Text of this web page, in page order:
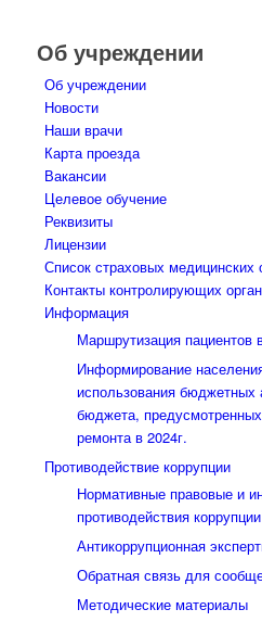
Об учреждении
Об учреждении
Новости
Наши врачи
Карта проезда
Вакансии
Целевое обучение
Реквизиты
Лицензии
Список страховых медицинских
Контакты контролирующих
Информация
Маршрутизация пациентов
Информирование
использования бюджетных
бюджета,
ремонта в 2024г.
Противодействие коррупции
Нормативные правовые и
противодействия коррупции
Антикоррупционная
Обратная связь для
Методические материалы